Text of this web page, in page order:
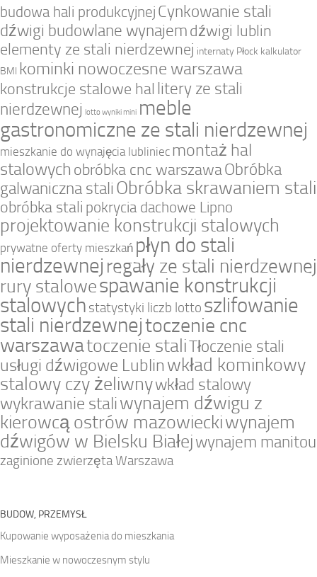
budowa hali produkcyjnej Cynkowanie stali
dźwigi budowlane wynajemdźwigi lublin
elementy ze stali nierdzewnej internaty Płock kalkulator
BMI kominki nowoczesne warszawa
konstrukcje stalowe hal litery ze stali
nierdzewnej lotto wyniki mini meble
gastronomiczne ze stali nierdzewnej
mieszkanie do wynajęcia lubliniec montaż hal
stalowych obróbka cnc warszawaObróbka
galwaniczna stali Obróbka skrawaniem stali
obróbka stali pokrycia dachowe Lipno
projektowanie konstrukcji stalowych
prywatne oferty mieszkań płyn do stali
nierdzewnej regały ze stali nierdzewnej
rury stalowespawanie konstrukcji
stalowych statystyki liczb lotto szlifowanie
stali nierdzewnejtoczenie cnc
warszawatoczenie staliTłoczenie stali
usługi dźwigowe Lublin wkład kominkowy
stalowy czy żeliwnywkład stalowy
wykrawanie staliwynajem dźwigu z
kierowcą ostrów mazowieckiwynajem
dźwigów w Bielsku Białejwynajem manitou
zaginione zwierzęta Warszawa
BUDOW, PRZEMYSŁ
Kupowanie wyposażenia do mieszkania
Mieszkanie w nowoczesnym stylu